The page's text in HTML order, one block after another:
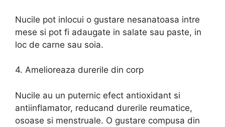
Nucile pot inlocui o gustare nesanatoasa intre
mese si pot fi adaugate in salate sau paste, in
loc de carne sau soia.
4. Amelioreaza durerile din corp
Nucile au un puternic efect antioxidant si
antiinflamator, reducand durerile reumatice,
osoase si menstruale. O gustare compusa din